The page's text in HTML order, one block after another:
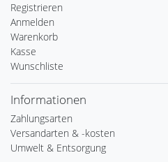
Registrieren
Anmelden
Warenkorb
Kasse
Wunschliste
Informationen
Zahlungsarten
Versandarten & -kosten
Umwelt & Entsorgung